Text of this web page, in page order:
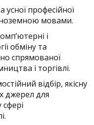
професійної
мовами.
і
обміну та
спрямованої
і торгівлі.
відбір, якісну
джерел для